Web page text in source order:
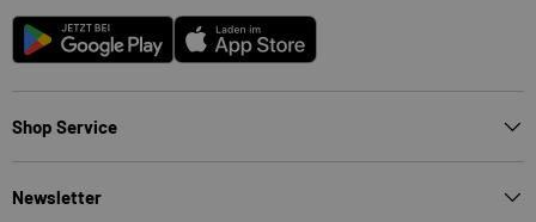
Android App Store
Shop Service
Newsletter